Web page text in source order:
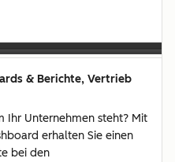
& Berichte, Vertrieb
Ihr Unternehmen steht? Mit
erhalten Sie einen
bei den